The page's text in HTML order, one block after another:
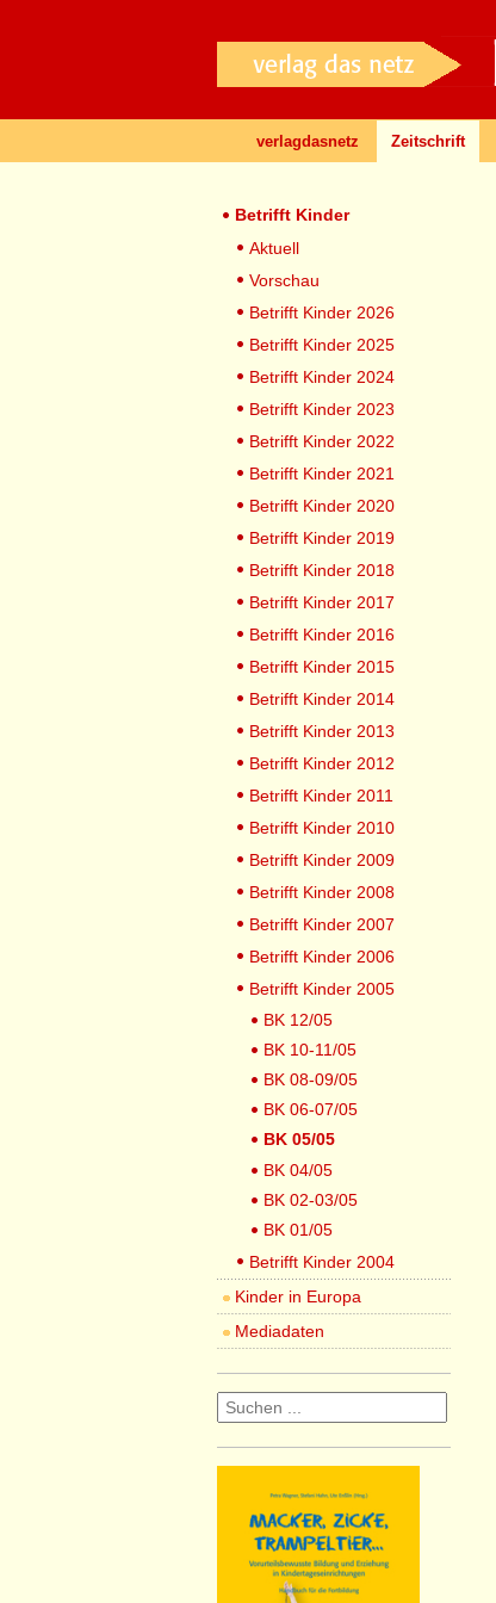
verlagdasnetz Zeitschrift
Betrifft Kinder
Aktuell
Vorschau
Betrifft Kinder 2026
Betrifft Kinder 2025
Betrifft Kinder 2024
Betrifft Kinder 2023
Betrifft Kinder 2022
Betrifft Kinder 2021
Betrifft Kinder 2020
Betrifft Kinder 2019
Betrifft Kinder 2018
Betrifft Kinder 2017
Betrifft Kinder 2016
Betrifft Kinder 2015
Betrifft Kinder 2014
Betrifft Kinder 2013
Betrifft Kinder 2012
Betrifft Kinder 2011
Betrifft Kinder 2010
Betrifft Kinder 2009
Betrifft Kinder 2008
Betrifft Kinder 2007
Betrifft Kinder 2006
Betrifft Kinder 2005
BK 12/05
BK 10-11/05
BK 08-09/05
BK 06-07/05
BK 05/05
BK 04/05
BK 02-03/05
BK 01/05
Betrifft Kinder 2004
Kinder in Europa
Mediadaten